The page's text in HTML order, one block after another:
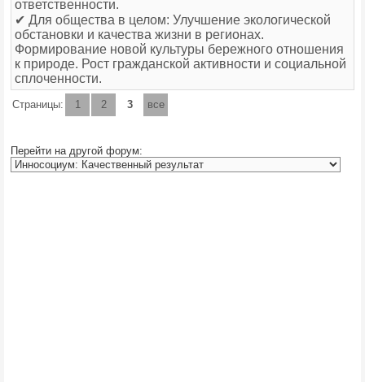
ответственности.
✔ Для общества в целом: Улучшение экологической
обстановки и качества жизни в регионах.
Формирование новой культуры бережного отношения
к природе. Рост гражданской активности и социальной
сплоченности.
Страницы: 1 2 3 все
Перейти на другой форум: